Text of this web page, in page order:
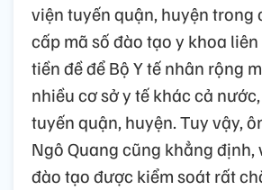
viện tuyến quận, huyện trong
cấp mã số đào tạo y khoa
tiền đề để Bộ Y tế nhân rộng
nhiều cơ sở y tế khác cả
tuyến quận, huyện. Tuy vậy,
Ngô Quang cũng khẳng định,
đào tạo được kiểm soát rất